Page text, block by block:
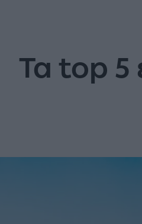
Τα top 5